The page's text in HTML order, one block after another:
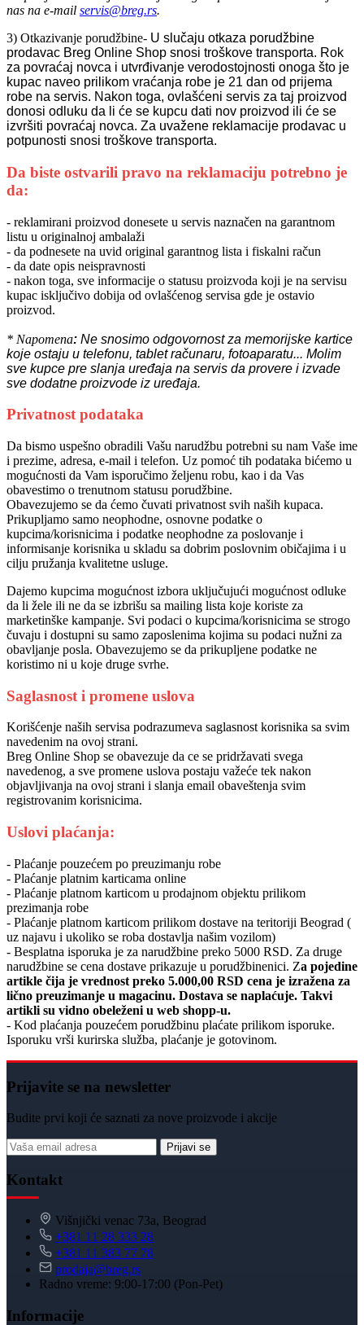
nas na e-mail servis@breg.rs.
3) Otkazivanje porudžbine- U slučaju otkaza porudžbine
prodavac Breg Online Shop snosi troškove transporta. Rok
za povraćaj novca i utvrđivanje verodostojnosti onoga što je
kupac naveo prilikom vraćanja robe je 21 dan od prijema
robe na servis. Nakon toga, ovlašćeni servis za taj proizvod
donosi odluku da li će se kupcu dati nov proizvod ili će se
izvršiti povraćaj novca. Za uvažene reklamacije prodavac u
potpunosti snosi troškove transporta.
Da biste ostvarili pravo na reklamaciju potrebno je
da:
- reklamirani proizvod donesete u servis naznačen na garantnom
listu u originalnoj ambalaži
- da podnesete na uvid original garantnog lista i fiskalni račun
- da date opis neispravnosti
- nakon toga, sve informacije o statusu proizvoda koji je na servisu
kupac isključivo dobija od ovlašćenog servisa gde je ostavio
proizvod.
* Napomena: Ne snosimo odgovornost za memorijske kartice
koje ostaju u telefonu, tablet računaru, fotoaparatu... Molim
sve kupce pre slanja uređaja na servis da provere i izvade
sve dodatne proizvode iz uređaja.
Privatnost podataka
Da bismo uspešno obradili Vašu narudžbu potrebni su nam Vaše ime
i prezime, adresa, e-mail i telefon. Uz pomoć tih podataka bićemo u
mogućnosti da Vam isporučimo željenu robu, kao i da Vas
obavestimo o trenutnom statusu porudžbine.
Obavezujemo se da ćemo čuvati privatnost svih naših kupaca.
Prikupljamo samo neophodne, osnovne podatke o
kupcima/korisnicima i podatke neophodne za poslovanje i
informisanje korisnika u skladu sa dobrim poslovnim običajima i u
cilju pružanja kvalitetne usluge.
Dajemo kupcima mogućnost izbora uključujući mogućnost odluke
da li žele ili ne da se izbrišu sa mailing lista koje koriste za
marketinške kampanje. Svi podaci o kupcima/korisnicima se strogo
čuvaju i dostupni su samo zaposlenima kojima su podaci nužni za
obavljanje posla. Obavezujemo se da prikupljene podatke ne
koristimo ni u koje druge svrhe.
Saglasnost i promene uslova
Korišćenje naših servisa podrazumeva saglasnost korisnika sa svim
navedenim na ovoj strani.
Breg Online Shop se obavezuje da ce se pridržavati svega
navedenog, a sve promene uslova postaju važeće tek nakon
objavljivanja na ovoj strani i slanja email obaveštenja svim
registrovanim korisnicima.
Uslovi plaćanja:
- Plaćanje pouzećem po preuzimanju robe
- Plaćanje platnim karticama online
- Plaćanje platnom karticom u prodajnom objektu prilikom
prezimanja robe
- Plaćanje platnom karticom prilikom dostave na teritoriji Beograd (
uz najavu i ukoliko se roba dostavlja našim vozilom)
- Besplatna isporuka je za narudžbine preko 5000 RSD. Za druge
narudžbine se cena dostave prikazuje u porudžbinenici. Za pojedine
artikle čija je vrednost preko 5.000,00 RSD cena je izražena za
lično preuzimanje u magacinu. Dostava se naplaćuje. Takvi
artikli su vidno obeleženi u web shopp-u.
- Kod plaćanja pouzećem porudžbinu plaćate prilikom isporuke.
Isporuku vrši kurirska služba, plaćanje je gotovinom.
Prijavite se na newsletter
Budite prvi koji će saznati za nove proizvode i akcije
Prijavi se
Kontakt
Višnjički venac 73a, Beograd
+381 11 28 333 28
+381 11 383 77 78
prodaja@breg.rs
Radno vreme: 9:00-17:00 (Pon-Pet)
Informacije